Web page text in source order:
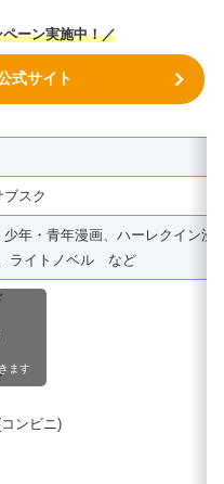
ーン実施中！／
式サイト
スク
少年・青年漫画、ハーレクイン漫
ライトノベル など
ンビニ)
ます